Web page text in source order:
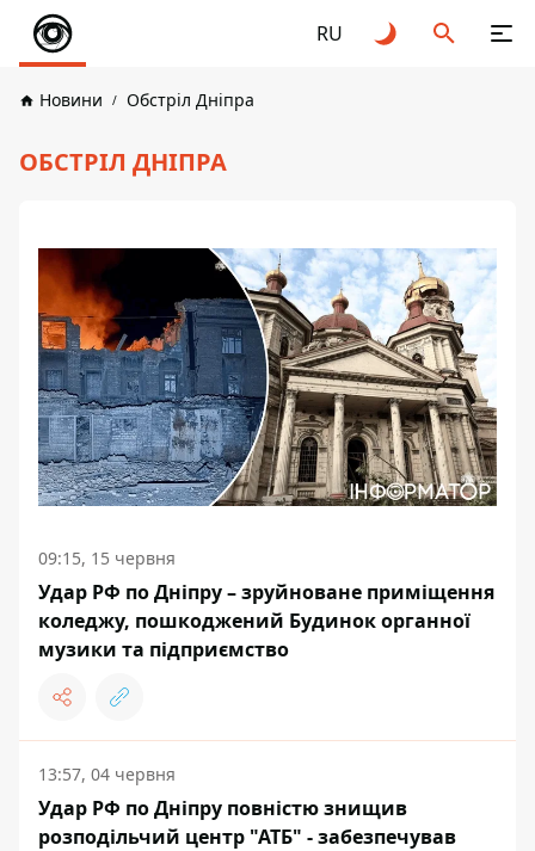
RU
Новини Обстріл Дніпра
ОБСТРІЛ ДНІПРА
09:15, 15 червня
Удар РФ по Дніпру – зруйноване приміщення
коледжу, пошкоджений Будинок органної
музики та підприємство
13:57, 04 червня
Удар РФ по Дніпру повністю знищив
розподільчий центр "АТБ" - забезпечував